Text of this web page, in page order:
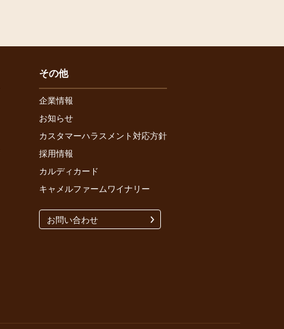
その他
企業情報
お知らせ
カスタマーハラスメント対応方針
採用情報
カルディカード
キャメルファームワイナリー
お問い合わせ